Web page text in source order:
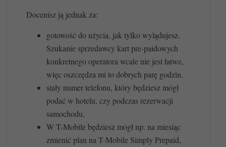
Docenisz ją jednak za:
gotowość do użycia, jak tylko wylądujesz.
Szukanie sprzedawcy kart pre-paidowych
konkretnego operatora wcale nie jest łatwe,
więc oszczędza mi to dobrych parę godzin.
stały numer telefonu, który będziesz mógł
podać w hotelu, czy podczas rezerwacji
samochodu,
W T-Mobile będziesz mógł np. na miesiąc
zmienić plan na T-Mobile Simply Prepaid,